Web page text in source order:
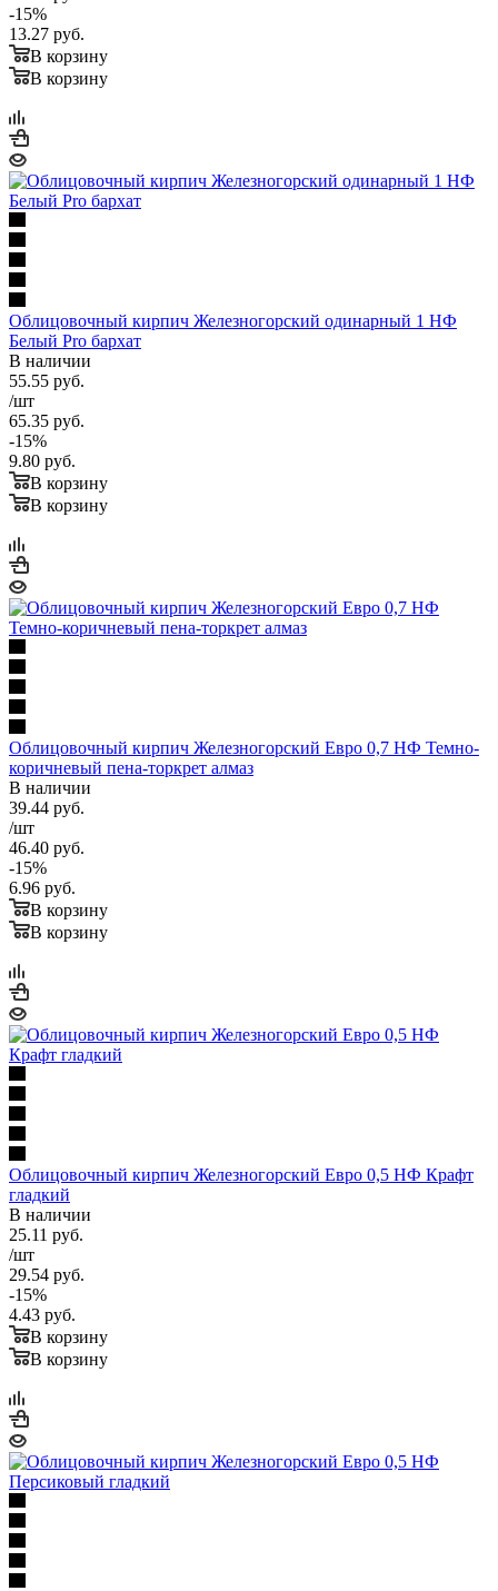
-15%
13.27 руб.
В корзину
В корзину
Облицовочный кирпич Железногорский одинарный 1 НФ
Белый Pro бархат
В наличии
55.55 руб.
/шт
65.35 руб.
-15%
9.80 руб.
В корзину
В корзину
Облицовочный кирпич Железногорский Евро 0,7 НФ Темно-
коричневый пена-торкрет алмаз
В наличии
39.44 руб.
/шт
46.40 руб.
-15%
6.96 руб.
В корзину
В корзину
Облицовочный кирпич Железногорский Евро 0,5 НФ Крафт
гладкий
В наличии
25.11 руб.
/шт
29.54 руб.
-15%
4.43 руб.
В корзину
В корзину